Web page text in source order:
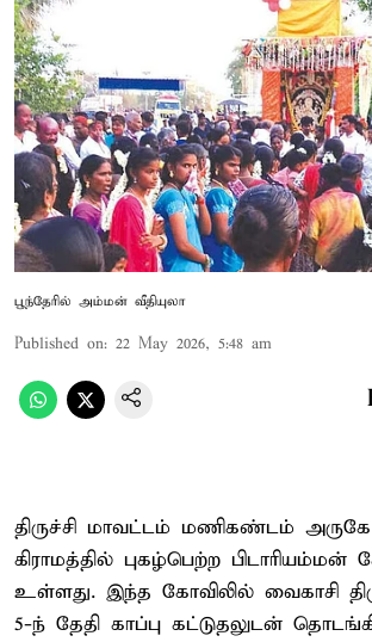
பூந்தேரில் அம்மன் வீதியுலா
Published on: 22 May 2026, 5:48 am
திருச்சி மாவட்டம் மணிகண்டம்
கிராமத்தில் புகழ்பெற்ற பிடாரியம்மன்
உள்ளது. இந்த கோவிலில் வைகாசி
5-ந் தேதி காப்பு கட்டுதலுடன்